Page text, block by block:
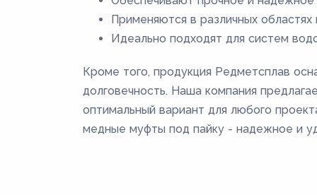
Применяются в различных
Идеально подходят для систем
Кроме того, продукция Редметсплав
долговечность. Наша компания
оптимальный вариант для любого
медные муфты под пайку - надежное и